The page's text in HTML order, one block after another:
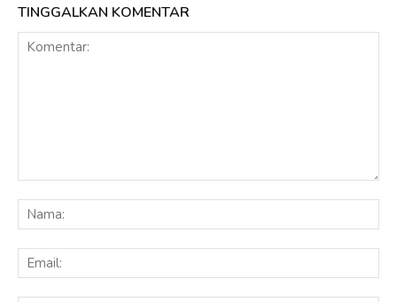
TINGGALKAN KOMENTAR